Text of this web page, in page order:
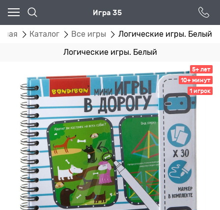
Игра 35
Каталог Все игры Логические игры. Белый
Логические игры. Белый
5+ лет
10+ минут
1 игрок